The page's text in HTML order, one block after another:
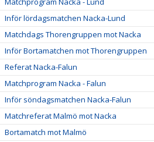
Inför lördagsmatchen Nacka-Lund
Matchdags Thorengruppen mot Nacka
Inför Bortamatchen mot Thorengruppen
Referat Nacka-Falun
Matchprogram Nacka - Falun
Inför söndagsmatchen Nacka-Falun
Matchreferat Malmö mot Nacka
Bortamatch mot Malmö